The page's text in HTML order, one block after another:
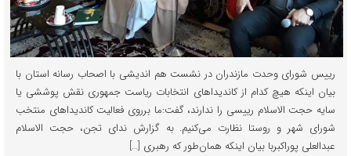
رییس شورای وحدت مازندران در نشست هم اندیشی با اصحاب رسانه استان با
بیان اینکه هیچ کدام از کاندیداهای انتخابات ریاست جمهوری نقش پوششی یا
سایه حجت الاسلام رییسی را ندارند، گفت:ما برروی فعالیت کاندیداهای منتخب
شورای شهر و روستا نظارت می‌کنیم. به گزارش ندای تجن، حجت الاسلام
عبدالعلی پوراکبربا بیان اینکه همان‌طور که رهبری […]